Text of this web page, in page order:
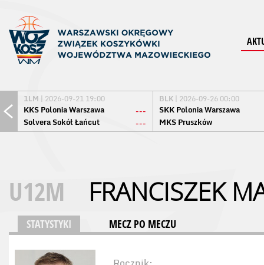
1LM | 2026-09-21 19:00
KKS Polonia Warszawa
---
Solvera Sokół Łańcut
---
BLK | 2026-09-26 00:00
SKK Polonia Warszawa
MKS Pruszków
U12M FRANCISZEK
STATYSTYKI MECZ PO MECZU